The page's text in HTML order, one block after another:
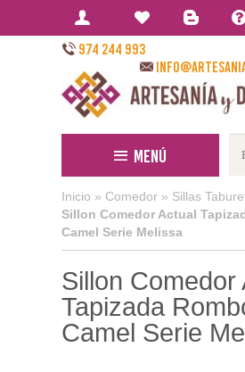
974 244 993
Menú
Inicio » Comedor » Sillas
Sillon Comedor Actual
Camel Serie Melissa
Sillon Comedor
Tapizada
Camel Serie